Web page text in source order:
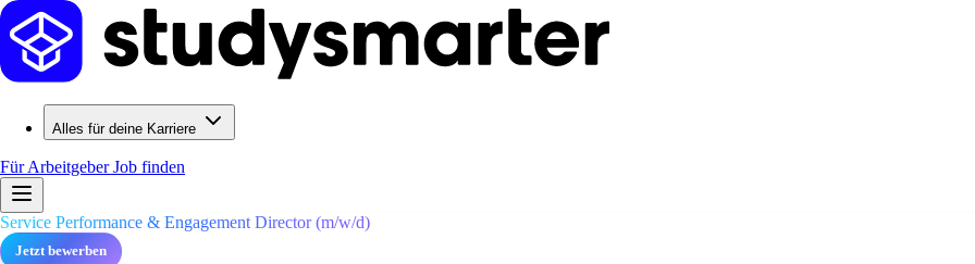
Alles für deine Karriere
Für ArbeitgeberJob finden
Service Performance & Engagement Director (m/w/d)
Jetzt bewerben